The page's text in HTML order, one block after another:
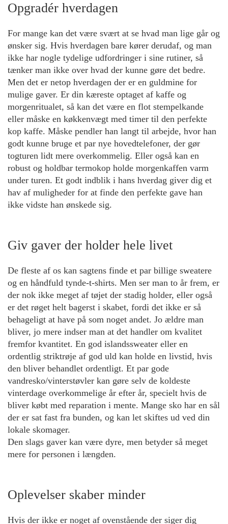
Opgradér hverdagen
For mange kan det være svært at se hvad man lige går og
ønsker sig. Hvis hverdagen bare kører derudaf, og man
ikke har nogle tydelige udfordringer i sine rutiner, så
tænker man ikke over hvad der kunne gøre det bedre.
Men det er netop hverdagen der er en guldmine for
mulige gaver. Er din kæreste optaget af kaffe og
morgenritualet, så kan det være en flot stempelkande
eller måske en køkkenvægt med timer til den perfekte
kop kaffe. Måske pendler han langt til arbejde, hvor han
godt kunne bruge et par nye hovedtelefoner, der gør
togturen lidt mere overkommelig. Eller også kan en
robust og holdbar termokop holde morgenkaffen varm
under turen. Et godt indblik i hans hverdag giver dig et
hav af muligheder for at finde den perfekte gave han
ikke vidste han ønskede sig.
Giv gaver der holder hele livet
De fleste af os kan sagtens finde et par billige sweatere
og en håndfuld tynde-t-shirts. Men ser man to år frem, er
der nok ikke meget af tøjet der stadig holder, eller også
er det røget helt bagerst i skabet, fordi det ikke er så
behageligt at have på som noget andet. Jo ældre man
bliver, jo mere indser man at det handler om kvalitet
fremfor kvantitet. En god islandssweater eller en
ordentlig striktrøje af god uld kan holde en livstid, hvis
den bliver behandlet ordentligt. Et par gode
vandresko/vinterstøvler kan gøre selv de koldeste
vinterdage overkommelige år efter år, specielt hvis de
bliver købt med reparation i mente. Mange sko har en sål
der er sat fast fra bunden, og kan let skiftes ud ved din
lokale skomager.
Den slags gaver kan være dyre, men betyder så meget
mere for personen i længden.
Oplevelser skaber minder
Hvis der ikke er noget af ovenstående der siger dig